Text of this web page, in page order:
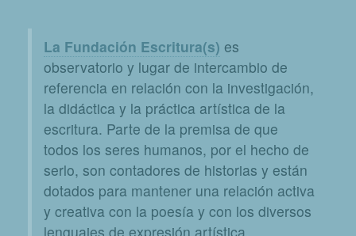
La Fundación Escritura(s) es
observatorio y lugar de intercambio de
referencia en relación con la investigación,
la didáctica y la práctica artística de la
escritura. Parte de la premisa de que
todos los seres humanos, por el hecho de
serlo, son contadores de historias y están
dotados para mantener una relación activa
y creativa con la poesía y con los diversos
lenguajes de expresión artística.